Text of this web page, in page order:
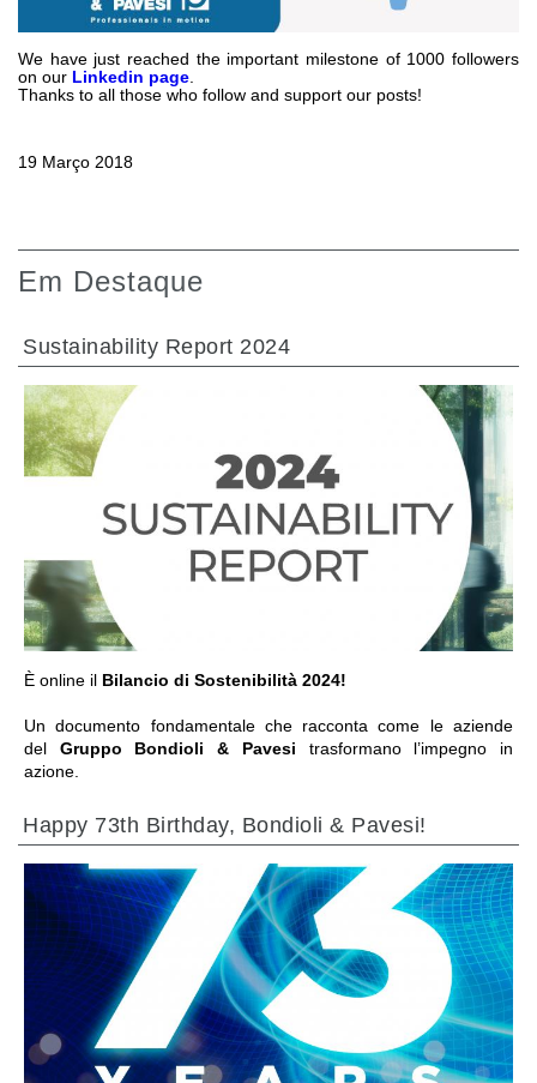
Bombas e motores de pistões axiais
Motori elettrici brushless - Serie MS
Motores de pistões radiais
Válvulas de controle direcional
Válvulas de cartucho
Servocomandos
Componentes eletrónicos para Sistemas de controlo
Permuta térmica
Sistemas Fan Drive
Permutadores de calor
We have just reached the important milestone of 1000 followers
on our Linkedin page.
Thanks to all those who follow and support our posts!
19 Março 2018
Em Destaque
Sustainability Report 2024
È online il Bilancio di Sostenibilità 2024!
Un documento fondamentale che racconta come le aziende
del Gruppo Bondioli & Pavesi trasformano l’impegno in
azione.
IR PARA A SECÇÃO
Happy 73th Birthday, Bondioli & Pavesi!
IR PARA A SECÇÃO